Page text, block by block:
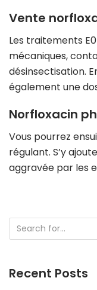
Vente
Les traitements
mécaniques,
désinsectisation.
également une
Norfloxacin
Vous pourrez
régulant. S’y
aggravée par les
Recent Posts